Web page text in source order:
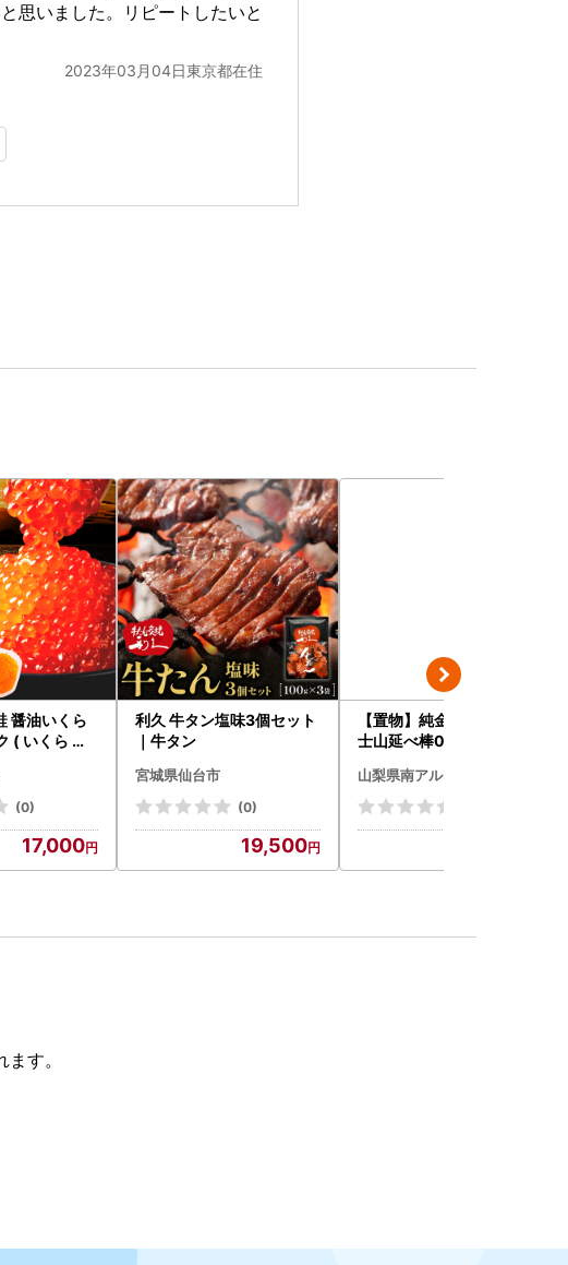
思いました。リピートしたいと
2023年03月04日東京都在住
醤油いくら
( いくら イ
パック 北海
税 秋鮭 )【
(0)
17,000
利久 牛タン塩味3個セット
｜牛タン
宮城県仙台市
(0)
19,500
【置物】純金製(Ｋ２４) 富
士山延べ棒0.5グラム ALP
山梨県南アルプス市
す。